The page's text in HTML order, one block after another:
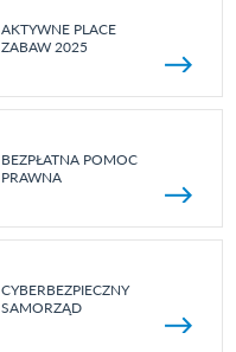
AKTYWNE PLACE
ZABAW 2025
BEZPŁATNA POMOC
PRAWNA
CYBERBEZPIECZNY
SAMORZĄD